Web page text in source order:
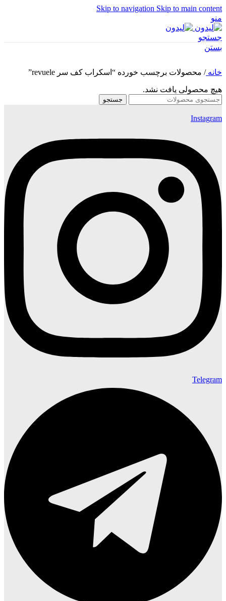
Skip to navigation Skip to main content
منو
جستجو
بستن
خانه/ محصولات برچسب خورده “اسکراب کف سر revuele”
هیچ محصولی یافت نشد.
جستجو
Instagram
Telegram